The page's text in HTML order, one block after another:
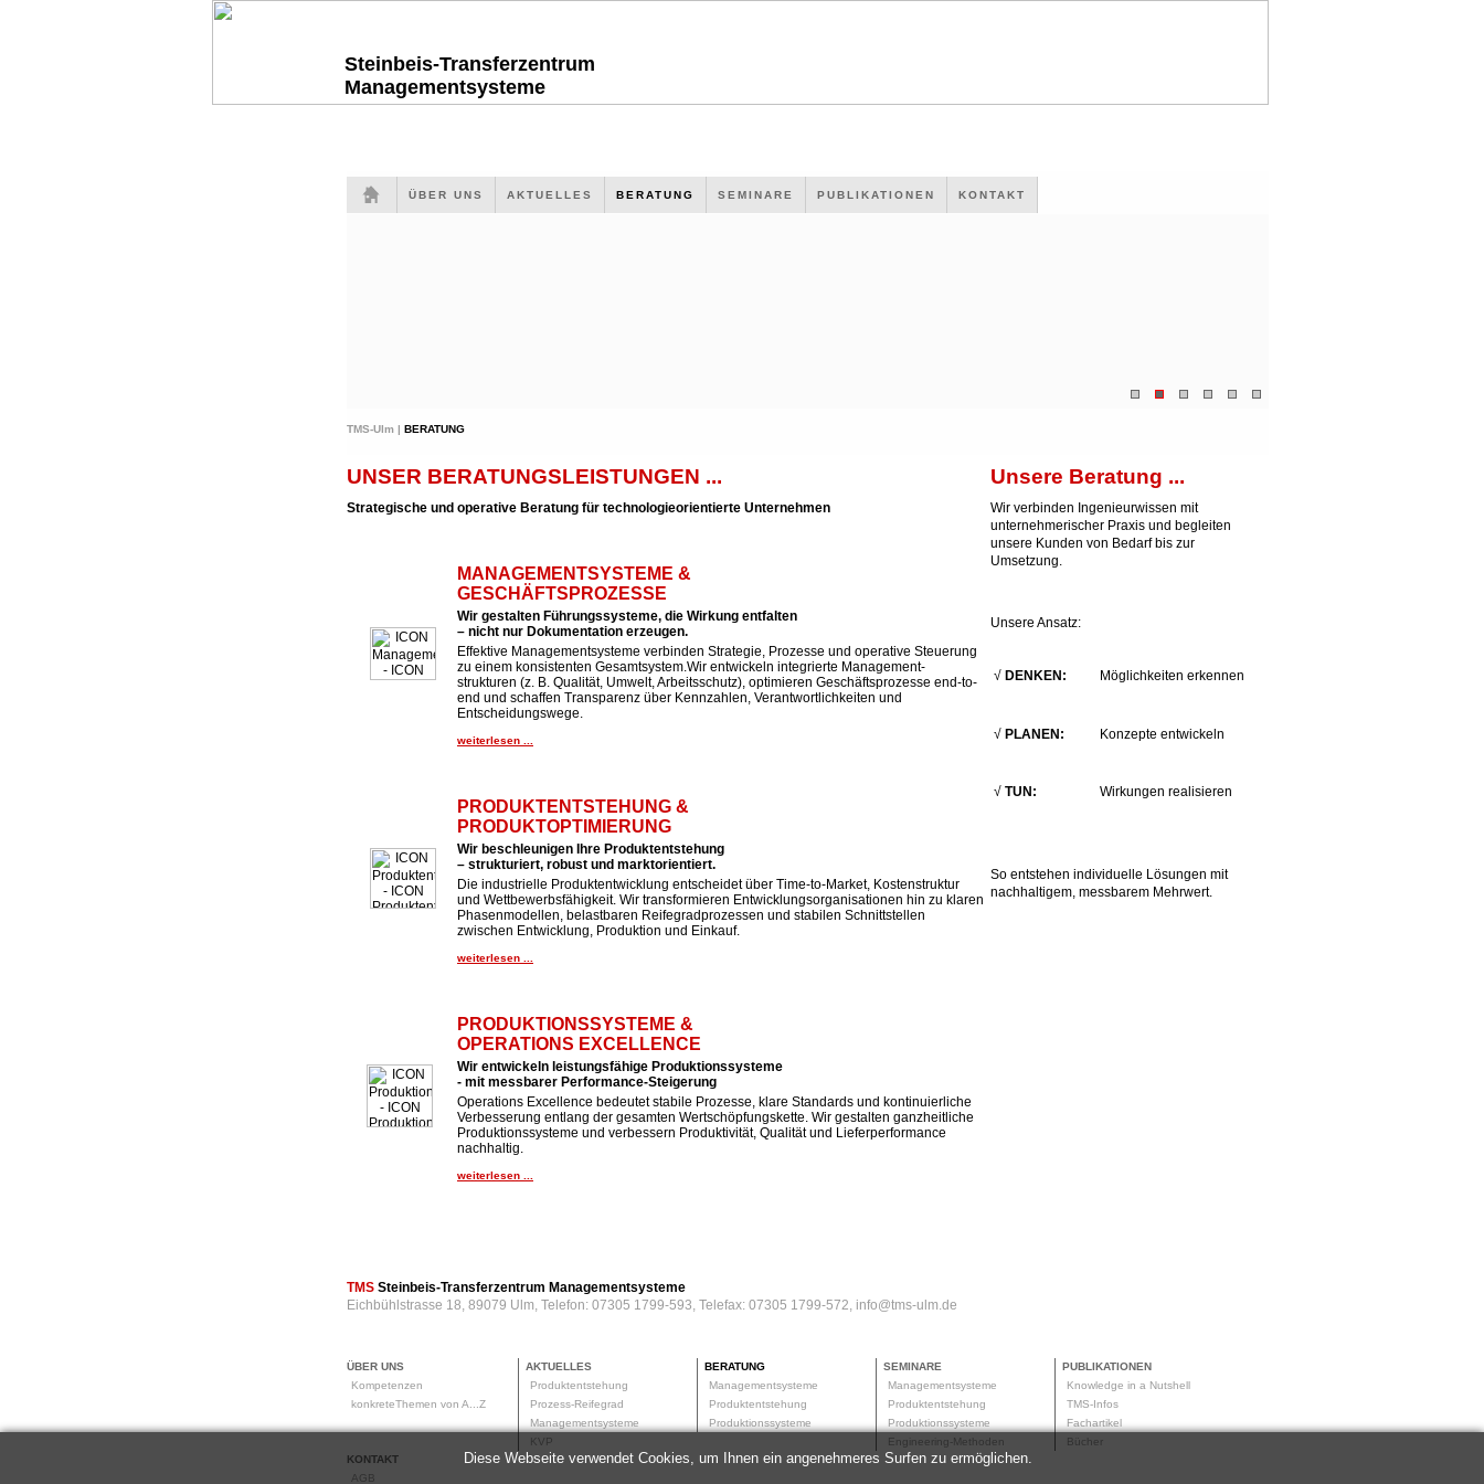
Steinbeis-Transferzentrum
Managementsysteme
ÜBER UNS AKTUELLES BERATUNG SEMINARE PUBLIKATIONEN KONTAKT
TMS-Ulm | BERATUNG
UNSER BERATUNGSLEISTUNGEN ...
Strategische und operative Beratung für technologieorientierte Unternehmen
MANAGEMENTSYSTEME &
GESCHÄFTSPROZESSE
Wir gestalten Führungssysteme, die Wirkung entfalten
– nicht nur Dokumentation erzeugen.
Effektive Managementsysteme verbinden Strategie, Prozesse und operative Steuerung
zu einem konsistenten Gesamtsystem.Wir entwickeln integrierte Management-
strukturen (z. B. Qualität, Umwelt, Arbeitsschutz), optimieren Geschäftsprozesse end-to-
end und schaffen Transparenz über Kennzahlen, Verantwortlichkeiten und
Entscheidungswege.
weiterlesen ...
PRODUKTENTSTEHUNG &
PRODUKTOPTIMIERUNG
Wir beschleunigen Ihre Produktentstehung
– strukturiert, robust und marktorientiert.
Die industrielle Produktentwicklung entscheidet über Time-to-Market, Kostenstruktur
und Wettbewerbsfähigkeit. Wir transformieren Entwicklungsorganisationen hin zu klaren
Phasenmodellen, belastbaren Reifegradprozessen und stabilen Schnittstellen
zwischen Entwicklung, Produktion und Einkauf.
weiterlesen ...
PRODUKTIONSSYSTEME &
OPERATIONS EXCELLENCE
Wir entwickeln leistungsfähige Produktionssysteme
- mit messbarer Performance-Steigerung
Operations Excellence bedeutet stabile Prozesse, klare Standards und kontinuierliche
Verbesserung entlang der gesamten Wertschöpfungskette. Wir gestalten ganzheitliche
Produktionssysteme und verbessern Produktivität, Qualität und Lieferperformance
nachhaltig.
weiterlesen ...
Unsere Beratung ...
Wir verbinden Ingenieurwissen mit
unternehmerischer Praxis und begleiten
unsere Kunden von Bedarf bis zur
Umsetzung.
Unsere Ansatz:
√ DENKEN: Möglichkeiten erkennen
√ PLANEN: Konzepte entwickeln
√ TUN: Wirkungen realisieren
So entstehen individuelle Lösungen mit
nachhaltigem, messbarem Mehrwert.
TMS Steinbeis-Transferzentrum Managementsysteme
Eichbühlstrasse 18, 89079 Ulm, Telefon: 07305 1799-593, Telefax: 07305 1799-572, info@tms-ulm.de
ÜBER UNS
Kompetenzen
konkreteThemen von A...Z
AKTUELLES
Produktentstehung
Prozess-Reifegrad
Managementsysteme
KVP
BERATUNG
Managementsysteme
Produktentstehung
Produktionssysteme
SEMINARE
Managementsysteme
Produktentstehung
Produktionssysteme
Engineering-Methoden
PUBLIKATIONEN
Knowledge in a Nutshell
TMS-Infos
Fachartikel
Bücher
KONTAKT
AGB
Diese Webseite verwendet Cookies, um Ihnen ein angenehmeres Surfen zu ermöglichen.